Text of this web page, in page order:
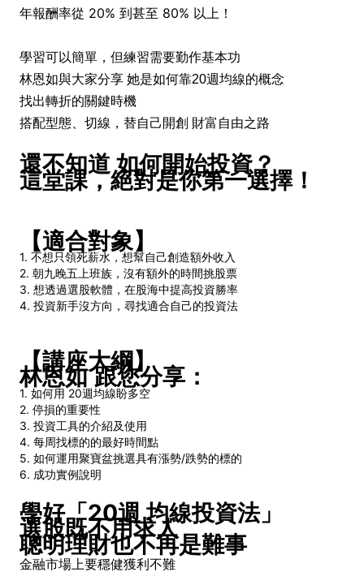
年報酬率從 20% 到甚至 80% 以上！
學習可以簡單，但練習需要勤作基本功
林恩如與大家分享 她是如何靠20週均線的概念
找出轉折的關鍵時機
搭配型態、切線，替自己開創 財富自由之路
還不知道 如何開始投資？
這堂課，絕對是你第一選擇！
【適合對象】
1. 不想只領死薪水，想幫自己創造額外收入
2. 朝九晚五上班族，沒有額外的時間挑股票
3. 想透過選股軟體，在股海中提高投資勝率
4. 投資新手沒方向，尋找適合自己的投資法
【講座大綱】
林恩如 跟您分享：
1. 如何用 20週均線盼多空
2. 停損的重要性
3. 投資工具的介紹及使用
4. 每周找標的的最好時間點
5. 如何運用聚寶盆挑選具有漲勢/跌勢的標的
6. 成功實例說明
學好「20週 均線投資法」
選股既不用求人
聰明理財也不再是難事
金融市場上要穩健獲利不難